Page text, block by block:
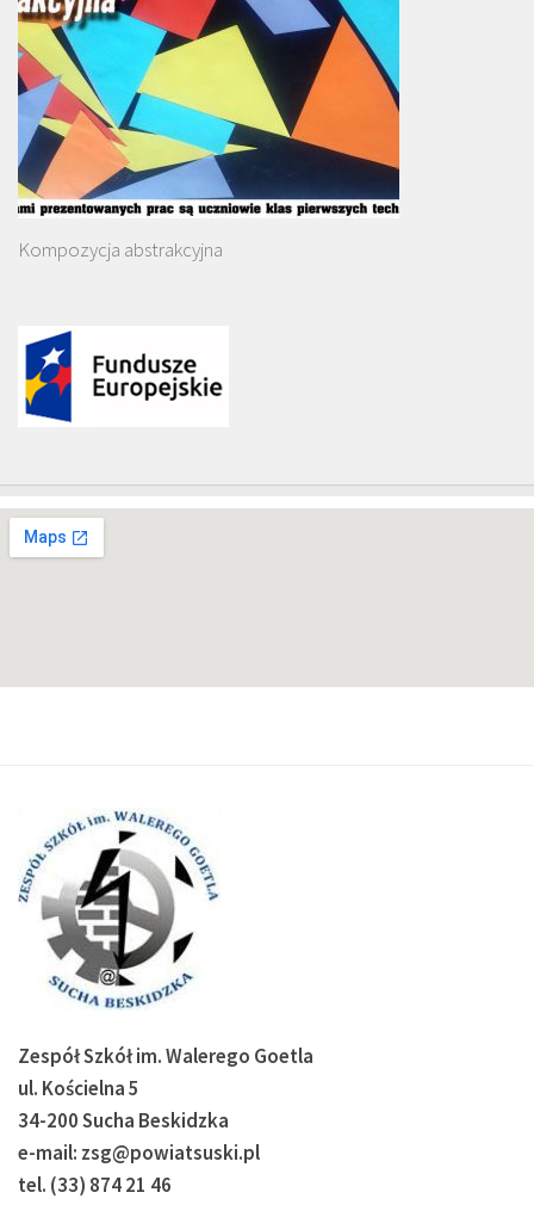
Kompozycja abstrakcyjna
Zespół Szkół im. Walerego Goetla
ul. Kościelna 5
34-200 Sucha Beskidzka
e-mail: zsg@powiatsuski.pl
tel. (33) 874 21 46